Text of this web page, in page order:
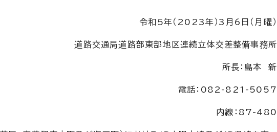
令和5年（2023年）3月6日（月曜）
道路交通局道路部東部地区連続立体交差整備事務所
所長：島本 新
電話：082-821-5057
内線：87-480